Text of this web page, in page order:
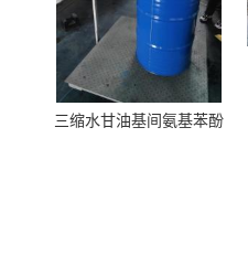
三缩水甘油基间氨基苯酚